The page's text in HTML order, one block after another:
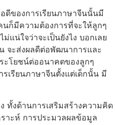
ดีของการเรียนภาษาจีนนั้นมี
ก็มีความต้องการที่จะให้ลูกๆ
แน่ใจว่าจะเป็นยังไง บอกเลย
จะส่งผลดีต่อพัฒนาการและ
ระโยชน์ต่ออนาคตของลูกๆ
เรียนภาษาจีนตั้งแต่เด็กนั้น มี
ทั้งด้านการเสริมสร้างความคิด
าะห์ การประมวลผลข้อมูล